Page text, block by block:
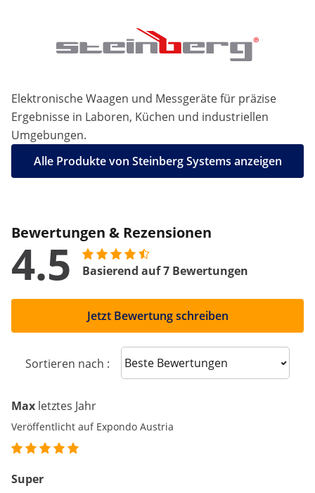
Elektronische Waagen und Messgeräte für präzise
Ergebnisse in Laboren, Küchen und industriellen
Umgebungen.
Alle Produkte von Steinberg Systems anzeigen
Bewertungen & Rezensionen
4.5 Basierend auf 7 Bewertungen
Jetzt Bewertung schreiben
Sortieren nach : Sort reviews
Max letztes Jahr
Veröffentlicht auf Expondo Austria
Super